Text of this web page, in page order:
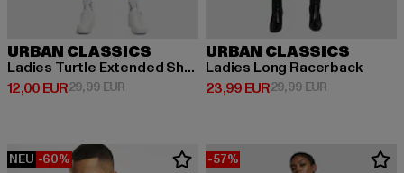
URBAN CLASSICS
Ladies Turtle Extended Shoulder
12,00 EUR
Derzeitiger Preis: 12,00 EUR
29,99 EURAktionspreis: 29,99 EUR
URBAN CLASSICS
Ladies Long Racerback
23,99 EUR
Derzeitiger Preis: 23,99 EUR
29,99 EURAktionspreis:
NEU -60% -57%